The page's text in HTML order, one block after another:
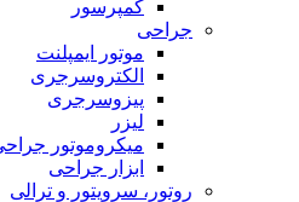
کمپرسور
جراحی
موتور ایمپلنت
الکتروسرجری
پیزوسرجری
لیزر
میکروموتور
ابزار جراحی
روتور، سرویتور و ترالی